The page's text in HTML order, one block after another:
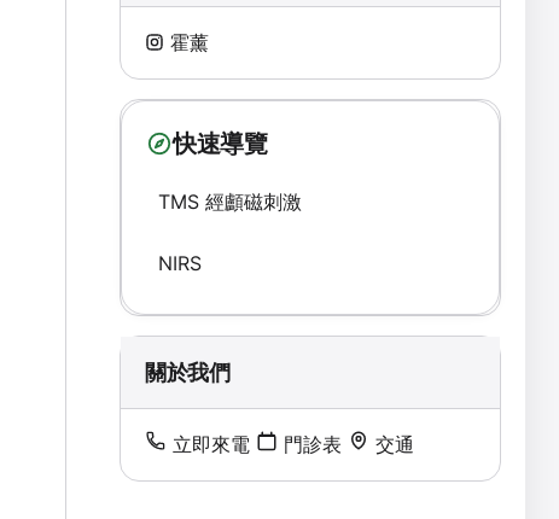
霍薰
快速導覽
TMS 經顱磁刺激
NIRS
關於我們
立即來電 門診表 交通